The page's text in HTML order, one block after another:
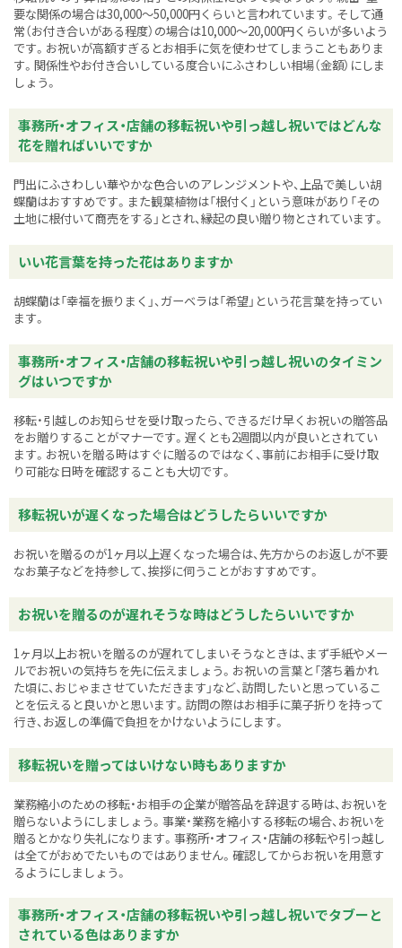
要な関係の場合は30,000～50,000円くらいと言われています。そして通
常（お付き合いがある程度）の場合は10,000～20,000円くらいが多いよう
です。お祝いが高額すぎるとお相手に気を使わせてしまうこともありま
す。関係性やお付き合いしている度合いにふさわしい相場（金額）にしま
しょう。
事務所・オフィス・店舗の移転祝いや引っ越し祝いではどんな
花を贈ればいいですか
門出にふさわしい華やかな色合いのアレンジメントや、上品で美しい胡
蝶蘭はおすすめです。また観葉植物は「根付く」という意味があり「その
土地に根付いて商売をする」とされ、縁起の良い贈り物とされています。
いい花言葉を持った花はありますか
胡蝶蘭は「幸福を振りまく」、ガーベラは「希望」という花言葉を持ってい
ます。
事務所・オフィス・店舗の移転祝いや引っ越し祝いのタイミン
グはいつですか
移転・引越しのお知らせを受け取ったら、できるだけ早くお祝いの贈答品
をお贈りすることがマナーです。遅くとも2週間以内が良いとされてい
ます。お祝いを贈る時はすぐに贈るのではなく、事前にお相手に受け取
り可能な日時を確認することも大切です。
移転祝いが遅くなった場合はどうしたらいいですか
お祝いを贈るのが1ヶ月以上遅くなった場合は、先方からのお返しが不要
なお菓子などを持参して、挨拶に伺うことがおすすめです。
お祝いを贈るのが遅れそうな時はどうしたらいいですか
1ヶ月以上お祝いを贈るのが遅れてしまいそうなときは、まず手紙やメー
ルでお祝いの気持ちを先に伝えましょう。お祝いの言葉と「落ち着かれ
た頃に、おじゃまさせていただきます」など、訪問したいと思っているこ
とを伝えると良いかと思います。訪問の際はお相手に菓子折りを持って
行き、お返しの準備で負担をかけないようにします。
移転祝いを贈ってはいけない時もありますか
業務縮小のための移転・お相手の企業が贈答品を辞退する時は、お祝いを
贈らないようにしましょう。事業・業務を縮小する移転の場合、お祝いを
贈るとかなり失礼になります。事務所・オフィス・店舗の移転や引っ越し
は全てがおめでたいものではありません。確認してからお祝いを用意す
るようにしましょう。
事務所・オフィス・店舗の移転祝いや引っ越し祝いでタブーと
されている色はありますか